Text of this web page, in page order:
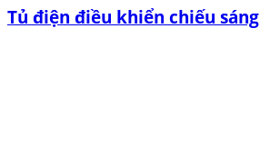
Tủ điện điều khiển chiếu sáng